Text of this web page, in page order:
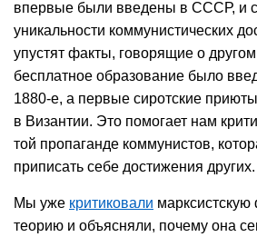
впервые были введены в СССР, и
уникальности коммунистических
упустят факты, говорящие о
бесплатное образование было
1880-е, а первые сиротские
в Византии. Это помогает нам
той пропаганде коммунистов,
приписать себе достижения других.
Мы уже критиковали
теорию и объясняли, почему она